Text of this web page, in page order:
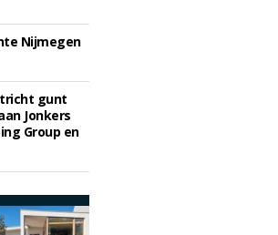
Nijmegen
gunt
Jonkers
Group en